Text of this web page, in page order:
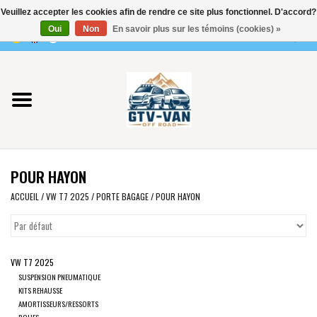
0 Articles - €0,00
Utilisez
les
flèches
haut
et
bas
pour
disponible.
Vito / classe V - 447
Viano /Vito 639
VW T7 2025
VW T6
VW T5
VW CRAFTER / MAN TGE
POUR HAYON
ACCUEIL /VW T7 2025 /PORTE BAGAGE/POUR HAYON
VW T7 2025
SUSPENSION PNEUMATIQUE
KITS REHAUSSE
AMORTISSEURS/RESSORTS
Veuillez accepter les cookies afin de rendre ce site plus fonctionnel. D'accord?
Oui
Non En savoir plus sur les témoins (cookies) »